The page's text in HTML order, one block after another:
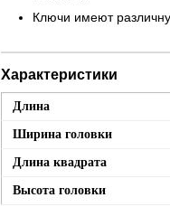
Ключи имеют
Характеристики
Длина
Ширина головки
Длина квадрата
Высота головки